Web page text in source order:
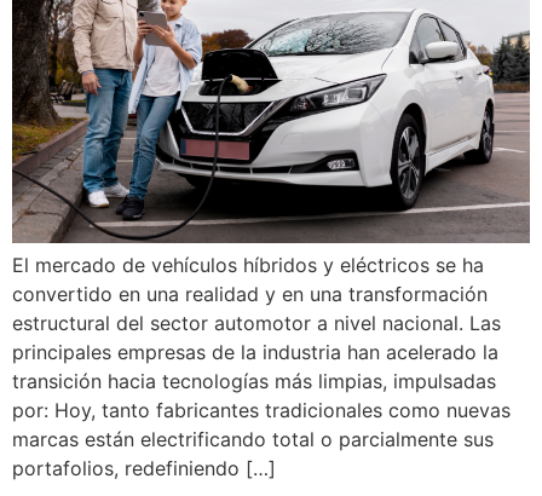
El mercado de vehículos híbridos y eléctricos se ha
convertido en una realidad y en una transformación
estructural del sector automotor a nivel nacional. Las
principales empresas de la industria han acelerado la
transición hacia tecnologías más limpias, impulsadas
por: Hoy, tanto fabricantes tradicionales como nuevas
marcas están electrificando total o parcialmente sus
portafolios, redefiniendo […]